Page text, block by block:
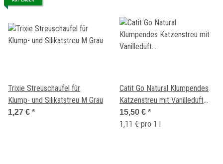
Trixie Streuschaufel für
Klump- und Silikatstreu M Grau
1,27 € *
Catit Go Natural Klumpendes
Katzenstreu mit Vanilleduft
aus Erbsenhülsen Natur
14Liter
15,50 € *
1,11 € pro 1 l